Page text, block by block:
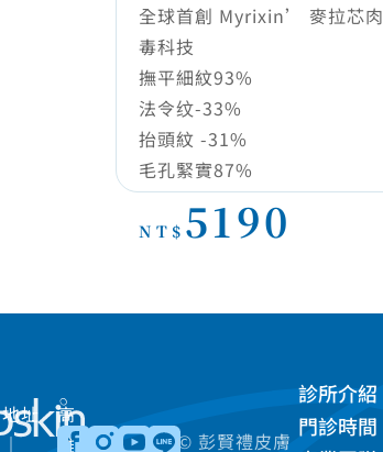
全球首創 Myrixin’ 麥拉芯肉
毒科技
撫平細紋93%
法令纹-33%
抬頭紋 -31%
毛孔緊實87%
NT$ 5190
地址
｜
高
雄
© 彭賢禮皮膚
診所介紹
門診時間